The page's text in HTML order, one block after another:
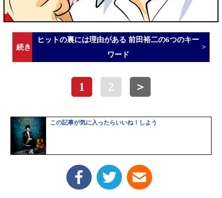
ヒットの裏には理由がある 前田裕二の6つのキー
ワード
1 2 ＞
この記事が気に入ったらいいね！しよう